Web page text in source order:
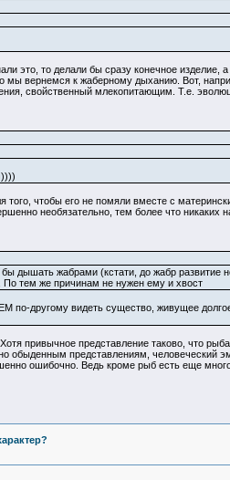
это, то делали бы сразу конечное изделие, а
мы вернемся к жаберному дыханию. Вот,
свойственный млекопитающим. Т.е.
чтобы его не помяли вместе с
необязательно, тем более что никаких
жабрами (кстати, до жабр развитие
По тем же причинам не нужен ему и хвост
другому видеть существо, живущее
привычное представление таково, что
представлениям, человеческий
ошибочно. Ведь кроме рыб есть еще